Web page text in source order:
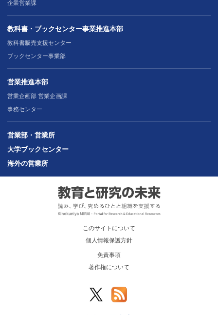
企業営業課
教科書・ブックセンター事業推進本部
教科書販売支援センター
ブックセンター事業部
営業推進本部
営業企画部 営業企画課
事務センター
営業部・営業所
大学ブックセンター
海外の営業所
このサイトについて
個人情報保護方針
免責事項
著作権について